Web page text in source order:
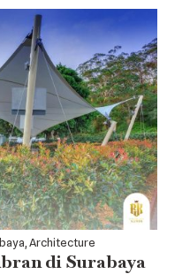
Architecture
di Surabaya